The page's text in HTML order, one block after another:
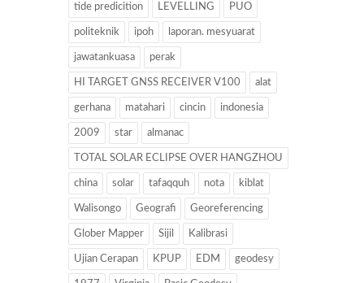
tide predicition LEVELLING PUO
politeknik ipoh laporan. mesyuarat
jawatankuasa perak
HI TARGET GNSS RECEIVER V100 alat
gerhana matahari cincin indonesia
2009 star almanac
TOTAL SOLAR ECLIPSE OVER HANGZHOU
china solar tafaqquh nota kiblat
Walisongo Geografi Georeferencing
Glober Mapper Sijil Kalibrasi
Ujian Cerapan KPUP EDM geodesy